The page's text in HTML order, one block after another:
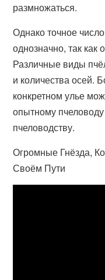
размножаться.
Однако точное
однозначно, так как
Различные виды
и количества осей.
конкретном улье
опытному
пчеловодству.
Огромные Гнёзда,
Своём Пути